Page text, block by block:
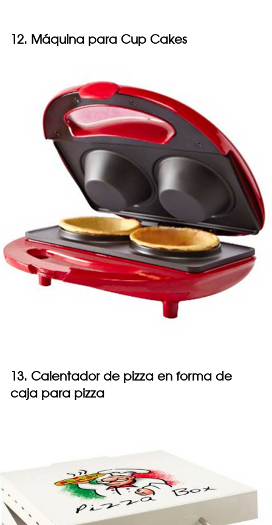
12. Máquina para Cup Cakes
13. Calentador de pizza en forma de
caja para pizza